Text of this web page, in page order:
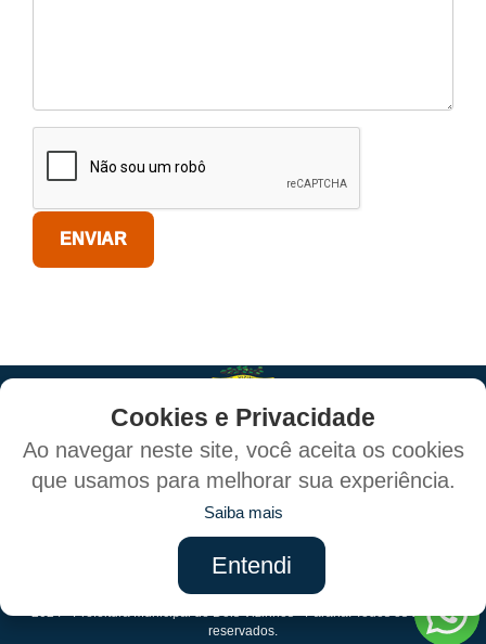
Política de Privacidade e Proteção de Dados
Criado por:
2024 - Prefeitura Municipal de Dois Vizinhos - Paraná. Todos os direitos
reservados.
Cookies e Privacidade
Ao navegar neste site, você aceita os cookies
que usamos para melhorar sua experiência.
Saiba mais
Entendi